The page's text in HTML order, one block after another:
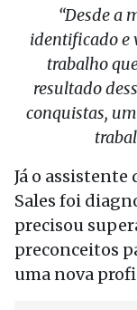
“Desde a
identificado e
trabalho
resultado
conquistas,
Já o
Sales foi
precisou
preconceitos
uma nova